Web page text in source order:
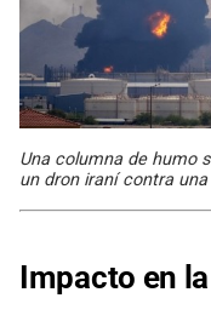
Una columna de humo
un dron iraní contra
Impacto en la